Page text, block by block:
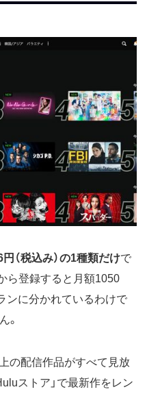
（税込み）の1種類だけで
ら登録すると月額1050
ンに分かれているわけで
。
の配信作品がすべて見放
ストア」で最新作をレン